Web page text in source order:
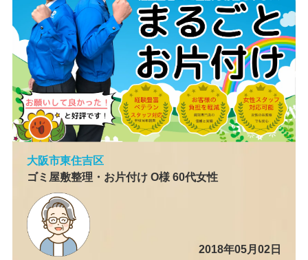
大阪市東住吉区
ゴミ屋敷整理・お片付け O様 60代女性
2018年05月02日